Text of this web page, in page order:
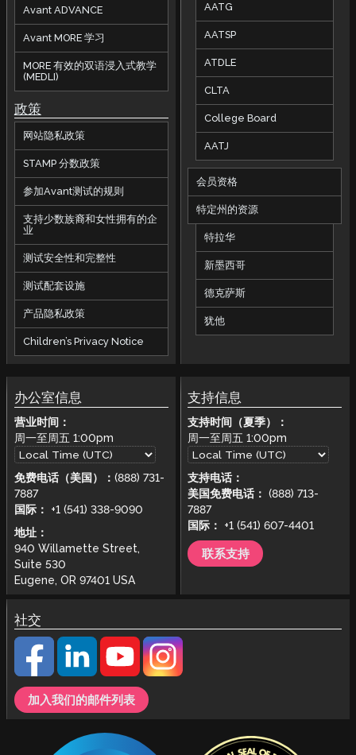
Avant ADVANCE
Avant MORE 学习
MORE 有效的双语浸入式教学
(MEDLI)
政策
网站隐私政策
STAMP 分数政策
参加Avant测试的规则
支持少数族裔和女性拥有的企
业
测试安全性和完整性
测试配套设施
产品隐私政策
Children’s Privacy Notice
AATG
AATSP
ATDLE
CLTA
College Board
AATJ
会员资格
特定州的资源
特拉华
新墨西哥
德克萨斯
犹他
办公室信息
营业时间：
周一至周五 1:00pm
免费电话（美国）： (888) 731-
7887
国际：
+1 (541) 338-9090
地址：
940 Willamette Street,
Suite 530
Eugene, OR 97401 USA
支持信息
支持时间（夏季）：
周一至周五1:00pm
支持电话：
美国免费电话： (888) 713-
7887
国际：
+1 (541) 607-4401
联系支持
社交
加入我们的邮件列表